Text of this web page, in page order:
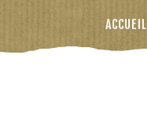
ACCUEIL